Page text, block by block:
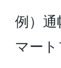
例）
マー